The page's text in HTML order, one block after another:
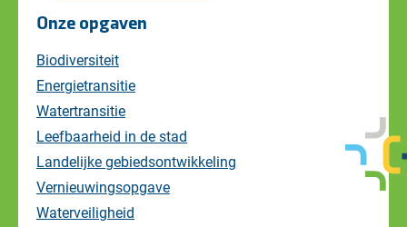
Onze opgaven
Biodiversiteit
Energietransitie
Watertransitie
Leefbaarheid in de stad
Landelijke gebiedsontwikkeling
Vernieuwingsopgave
Waterveiligheid